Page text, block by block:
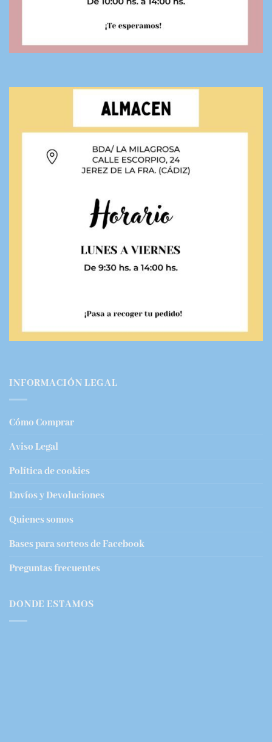
INFORMACIÓN LEGAL
Cómo Comprar
Aviso Legal
Política de cookies
Envíos y Devoluciones
Quienes somos
Bases para sorteos de Facebook
Preguntas frecuentes
DONDE ESTAMOS